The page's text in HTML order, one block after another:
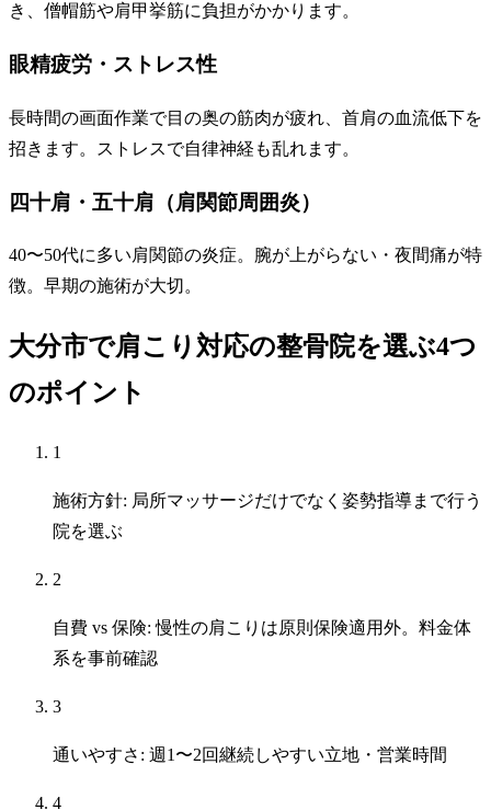
き、僧帽筋や肩甲挙筋に負担がかかります。
眼精疲労・ストレス性
長時間の画面作業で目の奥の筋肉が疲れ、首肩の血流低下を
招きます。ストレスで自律神経も乱れます。
四十肩・五十肩（肩関節周囲炎）
40〜50代に多い肩関節の炎症。腕が上がらない・夜間痛が特
徴。早期の施術が大切。
大分市で肩こり対応の整骨院を選ぶ4つ
のポイント
1
施術方針: 局所マッサージだけでなく姿勢指導まで行う
院を選ぶ
2
自費 vs 保険: 慢性の肩こりは原則保険適用外。料金体
系を事前確認
3
通いやすさ: 週1〜2回継続しやすい立地・営業時間
4